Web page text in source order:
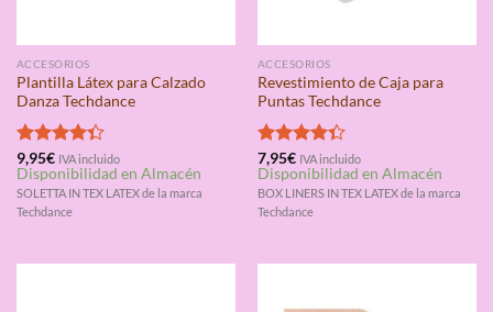
ACCESORIOS
Plantilla Látex para Calzado
Danza Techdance
Valorado
con4.33
de 5
9,95€ IVA incluido
Disponibilidad en Almacén
SOLETTA IN TEX LATEX de la marca
Techdance
ACCESORIOS
Revestimiento de Caja para
Puntas Techdance
Valorado
con4.33
de 5
7,95€ IVA incluido
Disponibilidad en Almacén
BOX LINERS IN TEX LATEX de la marca
Techdance